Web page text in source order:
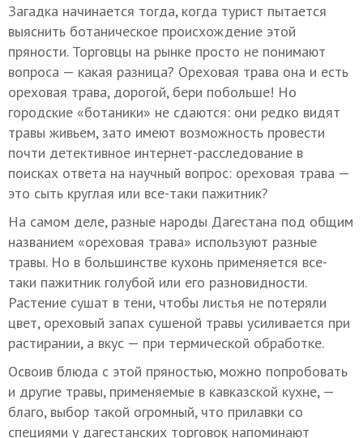
Загадка начинается тогда, когда турист пытается
выяснить ботаническое происхождение этой
пряности. Торговцы на рынке просто не понимают
вопроса — какая разница? Ореховая трава она и есть
ореховая трава, дорогой, бери побольше! Но
городские «ботаники» не сдаются: они редко видят
травы живьем, зато имеют возможность провести
почти детективное интернет-расследование в
поисках ответа на научный вопрос: ореховая трава —
это сыть круглая или все-таки пажитник?
На самом деле, разные народы Дагестана под общим
названием «ореховая трава» используют разные
травы. Но в большинстве кухонь применяется все-
таки пажитник голубой или его разновидности.
Растение сушат в тени, чтобы листья не потеряли
цвет, ореховый запах сушеной травы усиливается при
растирании, а вкус — при термической обработке.
Освоив блюда с этой пряностью, можно попробовать
и другие травы, применяемые в кавказской кухне, —
благо, выбор такой огромный, что прилавки со
специями у дагестанских торговок напоминают